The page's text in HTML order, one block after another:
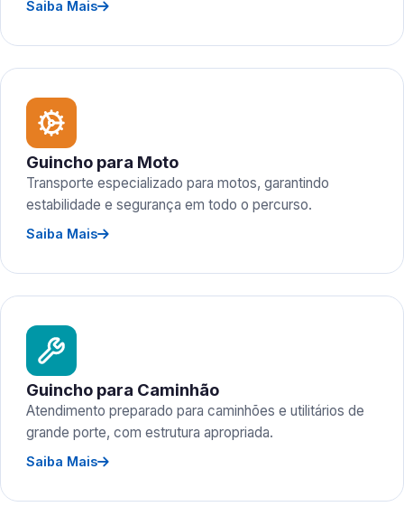
Saiba Mais
Guincho para Moto
Transporte especializado para motos, garantindo
estabilidade e segurança em todo o percurso.
Saiba Mais
Guincho para Caminhão
Atendimento preparado para caminhões e utilitários de
grande porte, com estrutura apropriada.
Saiba Mais